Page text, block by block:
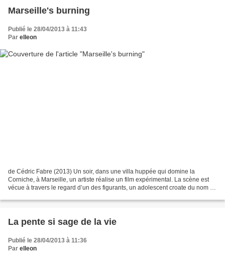
Marseille's burning
Publié le 28/04/2013 à 11:43
Par elleon
de Cédric Fabre (2013) Un soir, dans une villa huppée qui domine la
Corniche, à Marseille, un artiste réalise un film expérimental. La scène est
vécue à travers le regard d’un des figurants, un adolescent croate du nom de
La pente si sage de la vie
Publié le 28/04/2013 à 11:36
Par elleon